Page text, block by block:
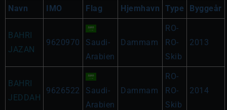
Navn IMO Flag Hjemhavn Type Byggeår
BAHRI
JAZAN
9620970
Saudi-
Arabien
Dammam
RO-
RO-
Skib
2013
BAHRI
JEDDAH
9626522
Saudi-
Arabien
Dammam
RO-
RO-
Skib
2014